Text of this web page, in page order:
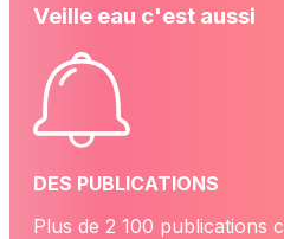
Veille eau c'est aussi
DES PUBLICATIONS
Plus de 2 100 publications